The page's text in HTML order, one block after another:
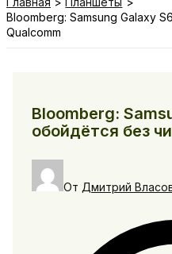
Bloomberg: Samsung Galaxy
Qualcomm
Bloomberg:
обойдётся без
От Дмитрий